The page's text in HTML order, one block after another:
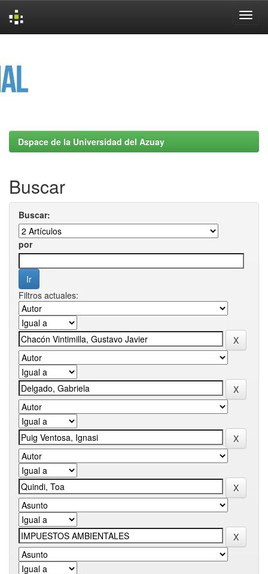
Dspace de la Universidad del Azuay
Buscar
Buscar:
por
Filtros actuales: